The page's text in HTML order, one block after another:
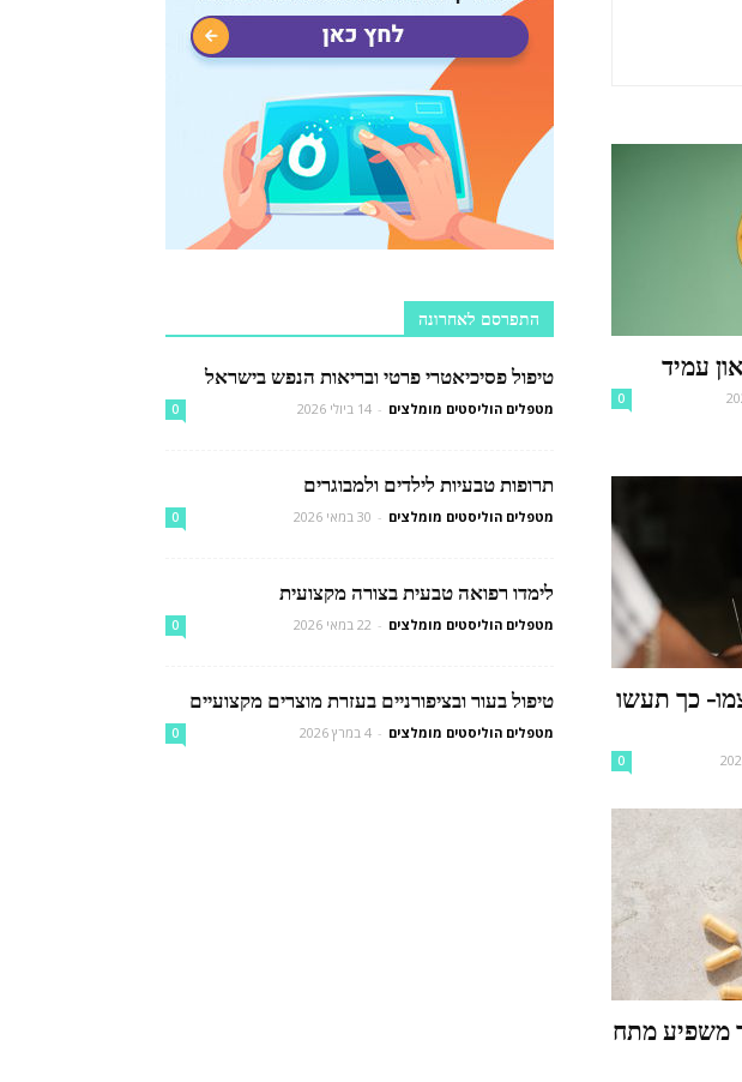
עמיד
0
כך תעשו
0
משפיע מתח
התפרסם לאחרונה
טיפול פסיכיאטרי פרטי ובריאות הנפש בישראל
מטפלים הוליסטים מומלצים - 14 ביולי 2026 0
תרופות טבעיות לילדים ולמבוגרים
מטפלים הוליסטים מומלצים - 30 במאי 2026 0
לימדו רפואה טבעית בצורה מקצועית
מטפלים הוליסטים מומלצים - 22 במאי 2026 0
טיפול בעור ובציפורניים בעזרת מוצרים מקצועיים
מטפלים הוליסטים מומלצים - 4 במרץ 2026 0